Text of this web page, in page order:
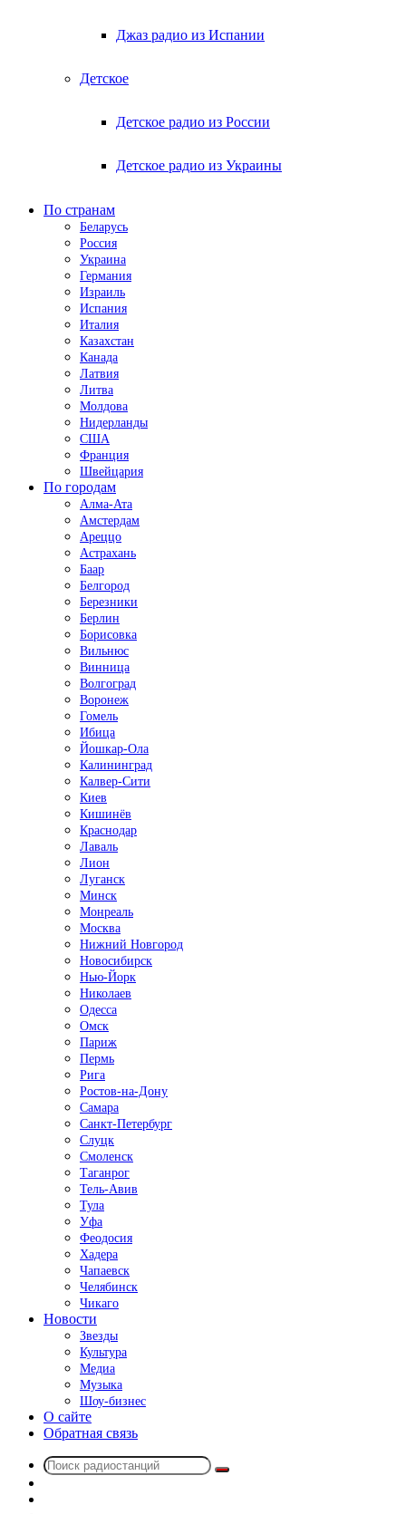
Джаз радио из Испании
Детское
Детское радио из России
Детское радио из Украины
По странам
Беларусь
Россия
Украина
Германия
Израиль
Испания
Италия
Казахстан
Канада
Латвия
Литва
Молдова
Нидерланды
США
Франция
Швейцария
По городам
Алма-Ата
Амстердам
Ареццо
Астрахань
Баар
Белгород
Березники
Берлин
Борисовка
Вильнюс
Винница
Волгоград
Воронеж
Гомель
Ибица
Йошкар-Ола
Калининград
Калвер-Сити
Киев
Кишинёв
Краснодар
Лаваль
Лион
Луганск
Минск
Монреаль
Москва
Нижний Новгород
Новосибирск
Нью-Йорк
Николаев
Одесса
Омск
Париж
Пермь
Рига
Ростов-на-Дону
Самара
Санкт-Петербург
Слуцк
Смоленск
Таганрог
Тель-Авив
Тула
Уфа
Феодосия
Хадера
Чапаевск
Челябинск
Чикаго
Новости
Звезды
Культура
Медиа
Музыка
Шоу-бизнес
О сайте
Обратная связь
Поиск